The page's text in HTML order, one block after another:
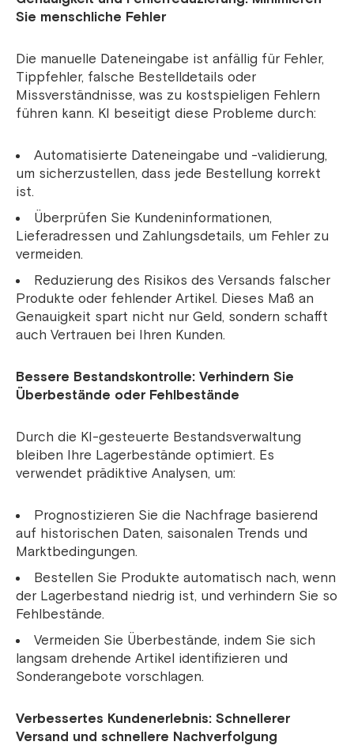
Sie menschliche Fehler
Die manuelle Dateneingabe ist anfällig für Fehler,
Tippfehler, falsche Bestelldetails oder
Missverständnisse, was zu kostspieligen Fehlern
führen kann. KI beseitigt diese Probleme durch:
Automatisierte Dateneingabe und -validierung,
um sicherzustellen, dass jede Bestellung korrekt
ist.
Überprüfen Sie Kundeninformationen,
Lieferadressen und Zahlungsdetails, um Fehler zu
vermeiden.
Reduzierung des Risikos des Versands falscher
Produkte oder fehlender Artikel. Dieses Maß an
Genauigkeit spart nicht nur Geld, sondern schafft
auch Vertrauen bei Ihren Kunden.
Bessere Bestandskontrolle: Verhindern Sie
Überbestände oder Fehlbestände
Durch die KI-gesteuerte Bestandsverwaltung
bleiben Ihre Lagerbestände optimiert. Es
verwendet prädiktive Analysen, um:
Prognostizieren Sie die Nachfrage basierend
auf historischen Daten, saisonalen Trends und
Marktbedingungen.
Bestellen Sie Produkte automatisch nach, wenn
der Lagerbestand niedrig ist, und verhindern Sie so
Fehlbestände.
Vermeiden Sie Überbestände, indem Sie sich
langsam drehende Artikel identifizieren und
Sonderangebote vorschlagen.
Verbessertes Kundenerlebnis: Schnellerer
Versand und schnellere Nachverfolgung